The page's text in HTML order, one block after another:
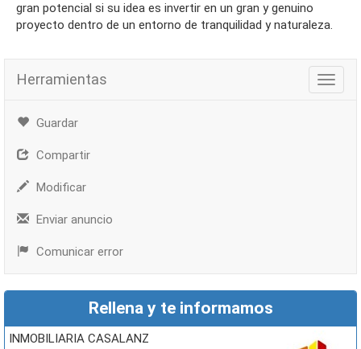
gran potencial si su idea es invertir en un gran y genuino
proyecto dentro de un entorno de tranquilidad y naturaleza.
Herramientas
Guardar
Compartir
Modificar
Enviar anuncio
Comunicar error
Rellena y te informamos
INMOBILIARIA CASALANZ